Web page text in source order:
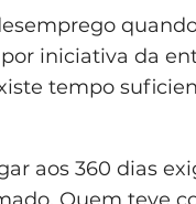
iniciativa da
tempo
aos 360 dias